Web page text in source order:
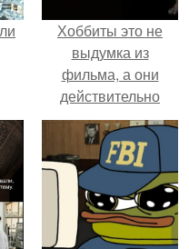
Хоббиты это не
выдумка из
фильма, а они
действительно
жили.